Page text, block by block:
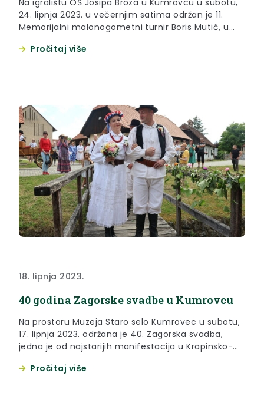
Na igralištu OŠ Josipa Broza u Kumrovcu u subotu,
24. lipnja 2023. u večernjim satima održan je 11.
Memorijalni malonogometni turnir Boris Mutić, u
je sudjelovalo 11 ekipa. Turnir je, već tradicionalno,
Pročitaj više
18. lipnja 2023.
40 godina Zagorske svadbe u Kumrovcu
Na prostoru Muzeja Staro selo Kumrovec u subotu,
17. lipnja 2023. održana je 40. Zagorska svadba,
jedna je od najstarijih manifestacija u Krapinsko-
i očuvanja tradicijskih svadbenih običaja i
Pročitaj više